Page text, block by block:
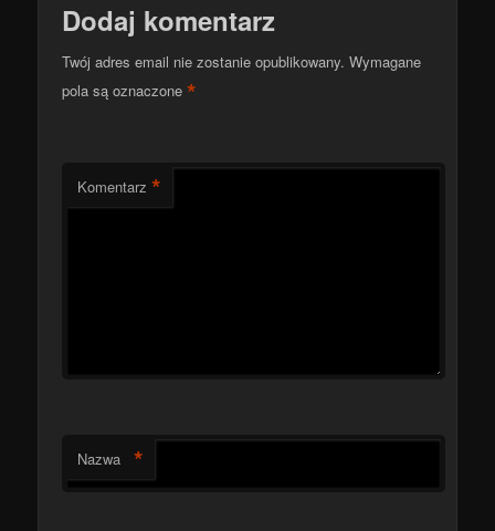
Dodaj komentarz
Twój adres email nie zostanie opublikowany. Wymagane
pola są oznaczone*
Komentarz *
Nazwa *